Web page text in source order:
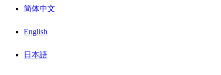
简体中文
English
日本語